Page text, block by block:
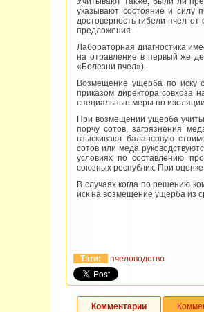
указывают состояние и силу
достоверность гибели пчел
предложения.
Лабораторная диагностика
на отравление в первый же
«Болезни пчел»).
Возмещение ущерба по иску
приказом директора совхоза
специальные меры по
При возмещении ущерба
порчу сотов, загрязнения
взыскивают балансовую
сотов или меда
условиях по составлению
союзных республик. При
В случаях когда по решению
иск на возмещение ущерба из
Тэги: пчеловодство
Комментарии